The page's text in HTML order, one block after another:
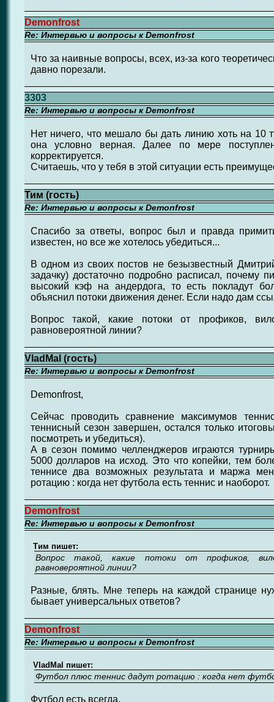
Demonfrost
Re: Интервью и вопросы к Demonfrost
Что за наивные вопросы, всех, из-за кого
давно порезали.
3303
Re: Интервью и вопросы к Demonfrost
Нет ничего, что мешало бы дать линию хоть на 10
она условно верная. Далее по мере
корректируется.
Считаешь, что у тебя в этой ситуации есть
Тим (гость)
Re: Интервью и вопросы к Demonfrost
Спасибо за ответы, вопрос был и правда
известен, но все же хотелось убедиться...
В одном из своих постов не безызвестный
задачку) достаточно подробно расписал, почему
высокий кэф на андердога, то есть покладут
объяснил потоки движения денег. Если надо дам
Вопрос такой, какие потоки от профиков,
равновероятной линии?
VladMal (гость)
Re: Интервью и вопросы к Demonfrost
Demonfrost,
Сейчас проводить сравнение максимумов
теннисный сезон завершен, остался только
посмотреть и убедиться).
А в сезон помимо челленджеров играются
5000 долларов на исход. Это что копейки, тем
теннисе два возможных результата и маржа
ротацию : когда нет футбола есть теннис и наоборот.
Demonfrost
Re: Интервью и вопросы к Demonfrost
Тим пишет:
Вопрос такой, какие потоки от профиков,
равновероятной линии?
Разные, блять. Мне теперь на каждой странице
бывает универсальных ответов?
Demonfrost
Re: Интервью и вопросы к Demonfrost
VladMal пишет:
Футбол плюс теннис дадут ротацию : когда нет
Футбол есть всегда.